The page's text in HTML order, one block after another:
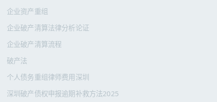
企业资产重组
企业破产清算法律分析论证
企业破产清算流程
破产法
个人债务重组律师费用深圳
深圳破产债权申报逾期补救方法2025